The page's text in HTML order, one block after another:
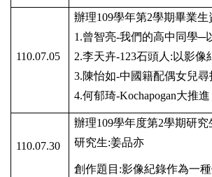
110.07.05
辦理109學年第2學期畢業生
1.曾智亮-我們的高中同學─
2.李天卉-123石頭人:以影像
3.陳怡如-中國籍配偶女兒
4.何郁琦-Kochapogan大推進
110.07.30
辦理109學年度第2學期研究
研究生:姜品亦
創作題目 :影像紀錄作為一